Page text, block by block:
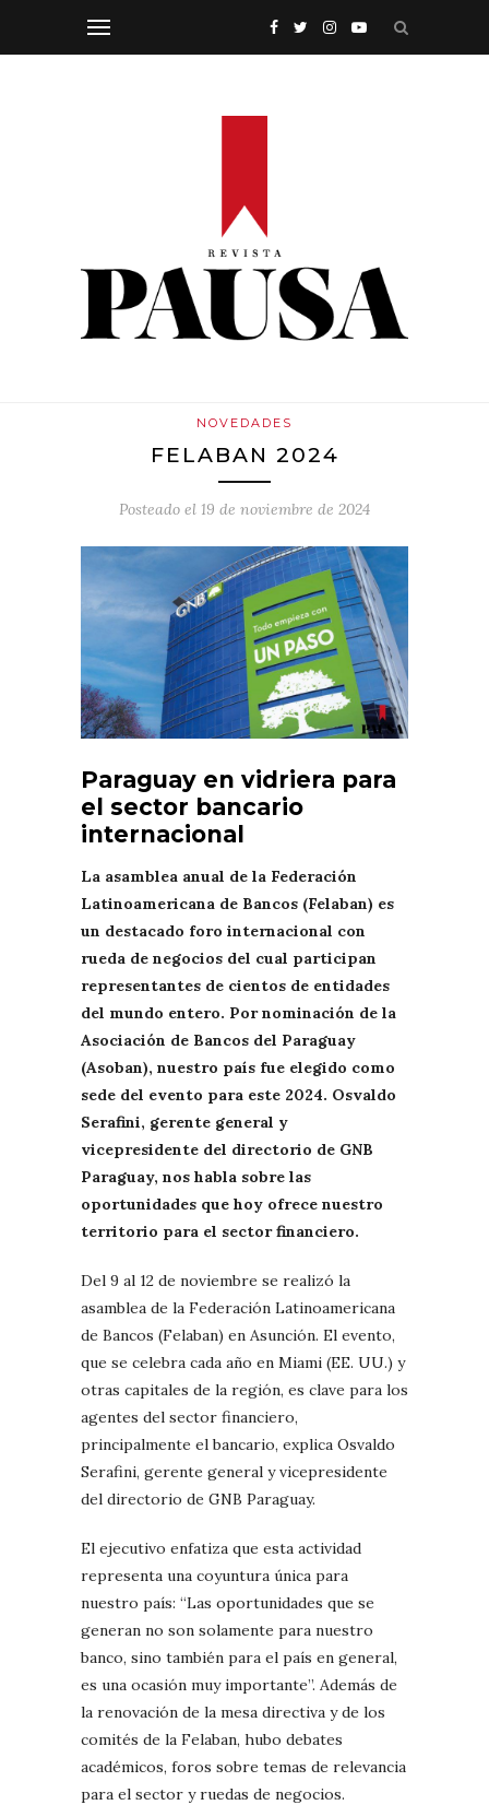
NOVEDADES
FELABAN 2024
Posteado el 19 de noviembre de 2024
Paraguay en vidriera para
el sector bancario
internacional
La asamblea anual de la Federación
Latinoamericana de Bancos (Felaban) es
un destacado foro internacional con
rueda de negocios del cual participan
representantes de cientos de entidades
del mundo entero. Por nominación de la
Asociación de Bancos del Paraguay
(Asoban), nuestro país fue elegido como
sede del evento para este 2024. Osvaldo
Serafini, gerente general y
vicepresidente del directorio de GNB
Paraguay, nos habla sobre las
oportunidades que hoy ofrece nuestro
territorio para el sector financiero.
Del 9 al 12 de noviembre se realizó la
asamblea de la Federación Latinoamericana
de Bancos (Felaban) en Asunción. El evento,
que se celebra cada año en Miami (EE. UU.) y
otras capitales de la región, es clave para los
agentes del sector financiero,
principalmente el bancario, explica Osvaldo
Serafini, gerente general y vicepresidente
del directorio de GNB Paraguay.
El ejecutivo enfatiza que esta actividad
representa una coyuntura única para
nuestro país: “Las oportunidades que se
generan no son solamente para nuestro
banco, sino también para el país en general,
es una ocasión muy importante”. Además de
la renovación de la mesa directiva y de los
comités de la Felaban, hubo debates
académicos, foros sobre temas de relevancia
para el sector y ruedas de negocios.